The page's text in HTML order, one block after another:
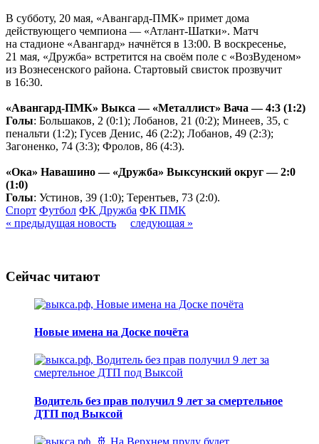
В субботу, 20 мая, «Авангард-ПМК» примет дома
действующего чемпиона — «Атлант-Шатки». Матч
на стадионе «Авангард» начнётся в 13:00. В воскресенье,
21 мая, «Дружба» встретится на своём поле с «ВозВуденом»
из Вознесенского района. Стартовый свисток прозвучит
в 16:30.
«Авангард-ПМК» Выкса — «Металлист» Вача — 4:3 (1:2)
Голы: Большаков, 2 (0:1); Лобанов, 21 (0:2); Минеев, 35, с
пенальти (1:2); Гусев Денис, 46 (2:2); Лобанов, 49 (2:3);
Загоненко, 74 (3:3); Фролов, 86 (4:3).
«Ока» Навашино — «Дружба» Выксунский округ — 2:0
(1:0)
Голы: Устинов, 39 (1:0); Терентьев, 73 (2:0).
Спорт Футбол ФК Дружба ФК ПМК
« предыдущая новость
следующая »
Сейчас читают
Новые имена на Доске почёта
Водитель без прав получил 9 лет за смертельное
ДТП под Выксой